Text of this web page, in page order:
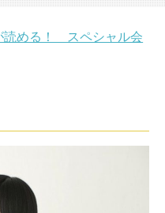
読める！ スペシャル会